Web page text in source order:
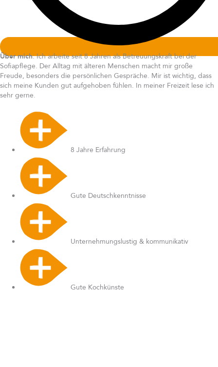
Über mich: Ich arbeite seit 8 Jahren als Betreuungskraft bei der
Sofiapflege. Der Alltag mit älteren Menschen macht mir große
Freude, besonders die persönlichen Gespräche. Mir ist wichtig, dass
sich meine Kunden gut aufgehoben fühlen. In meiner Freizeit lese ich
sehr gerne.
8 Jahre Erfahrung
Gute Deutschkenntnisse
Unternehmungslustig & kommunikativ
Gute Kochkünste